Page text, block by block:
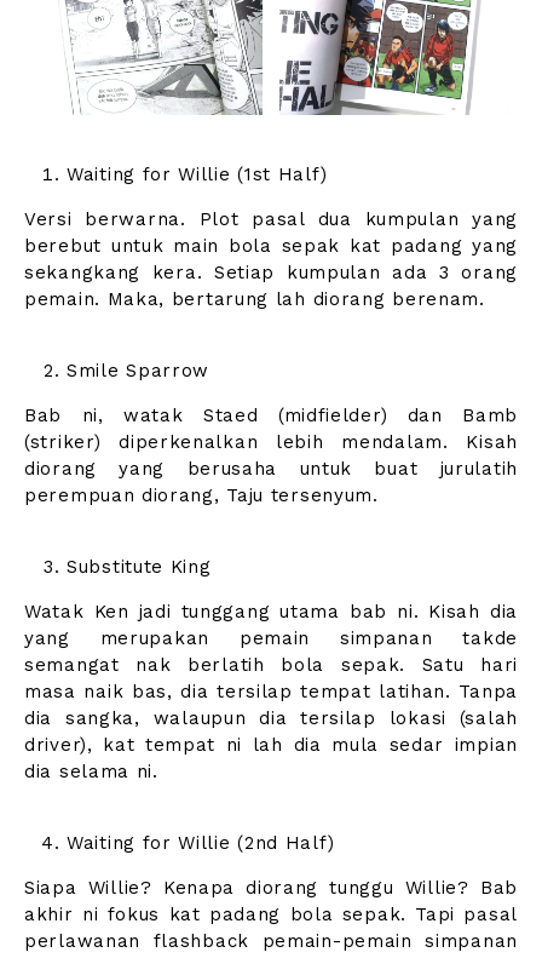
Waiting for Willie (1st Half)
Versi berwarna. Plot pasal dua kumpulan yang
berebut untuk main bola sepak kat padang yang
sekangkang kera. Setiap kumpulan ada 3 orang
pemain. Maka, bertarung lah diorang berenam.
Smile Sparrow
Bab ni, watak Staed (midfielder) dan Bamb
(striker) diperkenalkan lebih mendalam. Kisah
diorang yang berusaha untuk buat jurulatih
perempuan diorang, Taju tersenyum.
Substitute King
Watak Ken jadi tunggang utama bab ni. Kisah dia
yang merupakan pemain simpanan takde
semangat nak berlatih bola sepak. Satu hari
masa naik bas, dia tersilap tempat latihan. Tanpa
dia sangka, walaupun dia tersilap lokasi (salah
driver), kat tempat ni lah dia mula sedar impian
dia selama ni.
Waiting for Willie (2nd Half)
Siapa Willie? Kenapa diorang tunggu Willie? Bab
akhir ni fokus kat padang bola sepak. Tapi pasal
perlawanan flashback pemain-pemain simpanan